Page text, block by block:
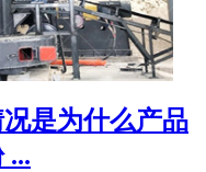
是为什么产品
...